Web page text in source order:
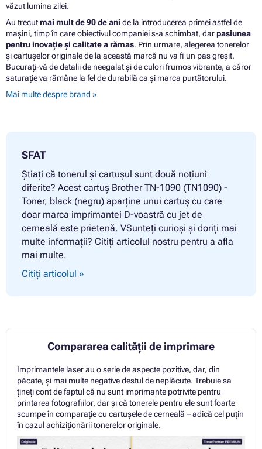
văzut lumina zilei.
Au trecutmai mult de 90 de ani de la introducerea primei astfel de
mașini, timp în care obiectivul companiei s-a schimbat, darpasiunea
pentru inovație și calitate a rămas. Prin urmare, alegerea tonerelor
și cartușelor originale de la această marcă nu va fi un pas greșit.
Bucurați-vă de detalii de neegalat și de culori frumos vibrante, a căror
saturație va rămâne la fel de durabilă ca și marca purtătorului.
Mai multe despre brand »
SFAT
Știați că tonerul și cartușul sunt două noțiuni
diferite? Acest cartuș Brother TN-1090 (TN1090) -
Toner, black (negru) aparține unui cartuș cu care
doar marca imprimantei D-voastră cu jet de
cerneală este prietenă. VSunteți curioși și doriți mai
multe informații? Citiți articolul nostru pentru a afla
mai multe.
Citiți articolul »
Compararea calității de imprimare
Imprimantele laser au o serie de aspecte pozitive, dar, din
păcate, și mai multe negative destul de neplăcute. Trebuie sa
țineți cont de faptul că nu sunt imprimante potrivite pentru
printarea fotografiilor, dar și că tonerele pentru ele sunt foarte
scumpe în comparație cu cartușele de cerneală – adică cel puțin
în cazul achiziționării tonerelor originale.